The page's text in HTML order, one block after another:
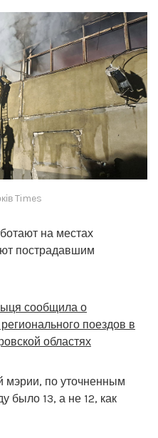
Times
на местах
пострадавшим
сообщила о
поездов в
областях
мэрии, по уточненным
было 13, а не 12, как